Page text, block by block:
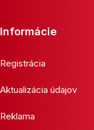
Informácie
Registrácia
Aktualizácia údajov
Reklama